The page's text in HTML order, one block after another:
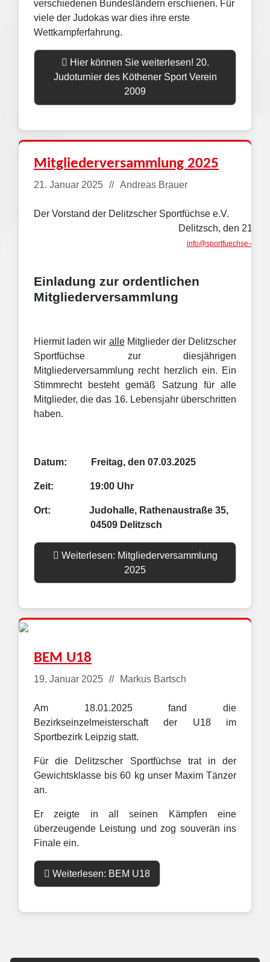
verschiedenen Bundesländern erschienen. Für
viele der Judokas war dies ihre erste
Wettkampferfahrung.
Hier können Sie weiterlesen! 20.
Judoturnier des Köthener Sport Verein
2009
Mitgliederversammlung 2025
Details Andreas Brauer
21. Januar 2025
Der Vorstand der Delitzscher Sportfüchse e.V.
Delitzsch, den
info@sportfuechse-
Einladung zur ordentlichen
Mitgliederversammlung
Hiermit laden wir alleMitglieder der Delitzscher
Sportfüchse zur diesjährigen
Mitgliederversammlung recht herzlich ein. Ein
Stimmrecht besteht gemäß Satzung für alle
Mitglieder, die das 16. Lebensjahr überschritten
haben.
Datum: Freitag, den 07.03.2025
Zeit: 19:00 Uhr
Ort:
Judohalle, Rathenaustraße 35,
04509 Delitzsch
Weiterlesen: Mitgliederversammlung
2025
BEM U18
Details Markus Bartsch
19. Januar 2025
Am 18.01.2025 fand die
Bezirkseinzelmeisterschaft der U18 im
Sportbezirk Leipzig statt.
Für die Delitzscher Sportfüchse trat in der
Gewichtsklasse bis 60 kg unser Maxim Tänzer
an.
Er zeigte in all seinen Kämpfen eine
überzeugende Leistung und zog souverän ins
Finale ein.
Weiterlesen: BEM U18